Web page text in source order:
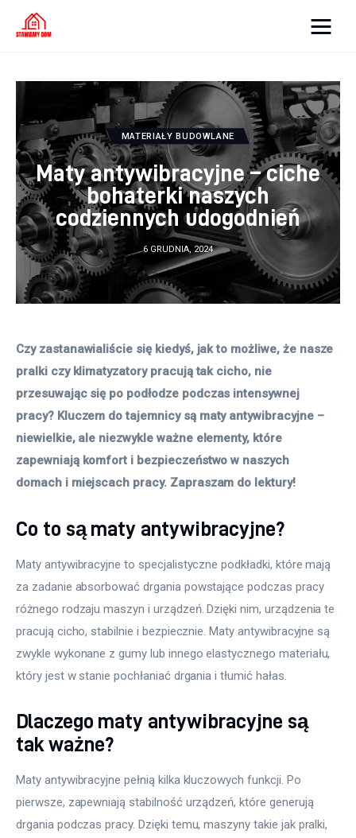
Oświetlenie
Podłoga
Meble
Ściany
Remont
Więcej
MATERIAŁY BUDOWLANE
Maty antywibracyjne – ciche
bohaterki naszych
codziennych udogodnień
6 GRUDNIA, 2024
Czy zastanawialiście się kiedyś, jak to możliwe, że nasze
pralki czy klimatyzatory pracują tak cicho, nie
przesuwając się po podłodze podczas intensywnej
pracy? Kluczem do tajemnicy są maty antywibracyjne –
niewielkie, ale niezwykle ważne elementy, które
zapewniają komfort i bezpieczeństwo w naszych
domach i miejscach pracy. Zapraszam do lektury!
Co to są maty antywibracyjne?
Maty antywibracyjne to specjalistyczne podkładki, które mają
za zadanie absorbować drgania powstające podczas pracy
różnego rodzaju maszyn i urządzeń. Dzięki nim, urządzenia te
pracują cicho, stabilnie i bezpiecznie. Maty antywibracyjne są
zwykle wykonane z gumy lub innego elastycznego materiału,
który jest w stanie pochłaniać drgania i tłumić hałas.
Dlaczego maty antywibracyjne są
tak ważne?
Maty antywibracyjne pełnią kilka kluczowych funkcji. Po
pierwsze, zapewniają stabilność urządzeń, które generują
drgania podczas pracy. Dzięki temu, maszyny takie jak pralki,